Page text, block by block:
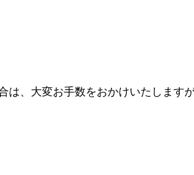
、大変お手数をおかけいたします